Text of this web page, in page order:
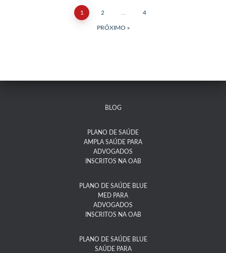
1 2 4
PRÓXIMO
BLOG
PLANO DE SAÚDE
AMPLA SAÚDE PARA
ADVOGADOS
INSCRITOS NA OAB
PLANO DE SAÚDE BLUE
MED PARA
ADVOGADOS
INSCRITOS NA OAB
PLANO DE SAÚDE BLUE
SAÚDE PARA